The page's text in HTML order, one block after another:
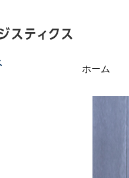
ホーム